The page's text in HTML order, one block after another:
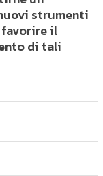
strumenti
il
di tali